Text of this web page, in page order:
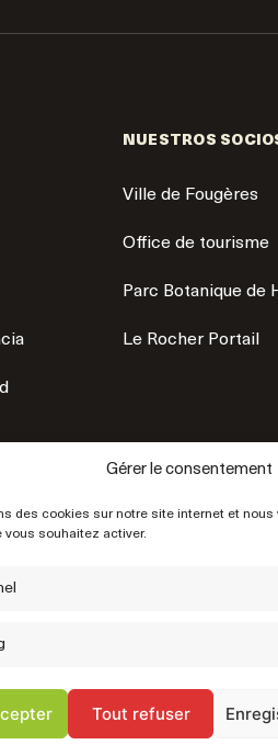
Gérer le consentement
des cookies sur notre site internet et
vous souhaitez activer.
Tout refuser
NUESTROS
Ville de Fougères
Office de tourisme
Parc Botanique de
Le Rocher Portail
Ayuntamiento de Fougères • Sitio web